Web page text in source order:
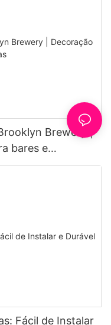
Brewery |
bares e
Fácil de Instalar